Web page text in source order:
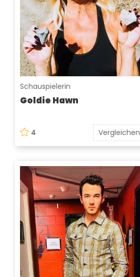
Schauspielerin
Goldie Hawn
4 Vergleichen